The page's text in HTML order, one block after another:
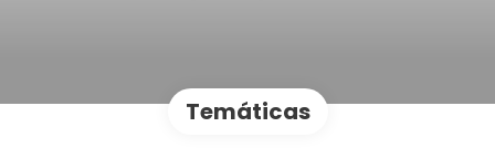
Temáticas